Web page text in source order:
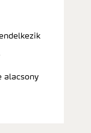
alacsony